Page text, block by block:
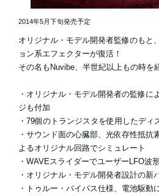
2014年5月下旬発売予定
オリジナル・モデル開発者監修のもと
ョン系エフェクターが復活！
その名もNuvibe、半世紀以上もの時を
・オリジナル・モデル開発者の監修に
ジも付加
・79個のトランジスタを使用したディ
・サウンド面の心臓部、光依存性抵抗
よるオリジナル回路でシミュレート
・WAVEスライダーでユーザーLFO波
・オリジナル・モデル開発者設計の新
・トゥルー・バイパス仕様、電池駆動